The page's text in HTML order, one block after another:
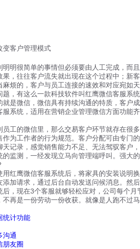
变客户管理模式
明很简单的事情但必须要由人工完成，而
，往往客户流失就出现在这个过程中；新
麻烦的，客户与员工连接的速效和对应宛
，有这么一款科技软件叫红鹰微信客服系
就是微信，微信具有持续沟通的特质，客
系统，适用在营销企业管理微信方面功能
工的微信里，那么交易客户环节就存在很
为工作者的行为规范。客户分配可由专门
记录，感觉销售能力不足、无法驾驭客户
监测，一经发现立马向管理端呼叫。强大
红鹰微信客服系统后，将家具的安装说明
加请求，通过后台自动发送问候消息。然
，现在3个客服就够轻松应对，公司每个
再是一份劳动一份收获。就像是人跑不过
统计功能
沟通
朋友圈